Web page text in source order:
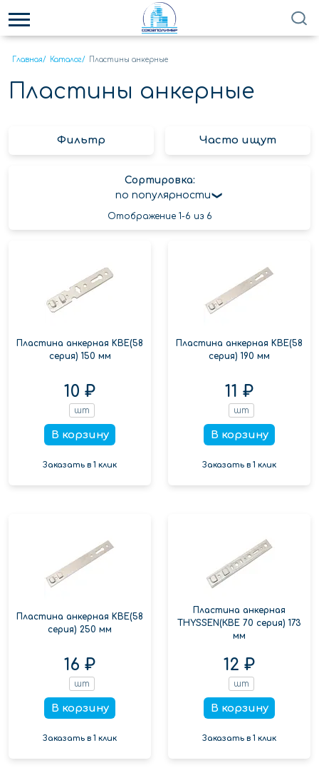
Главная/ Каталог/ Пластины анкерные
Пластины анкерные
Фильтр Часто ищут
Сортировка:
по популярности
Отображение 1-6 из 6
Пластина анкерная KBE(58
серия) 150 мм
10 ₽
шт
В корзину
Заказать в 1 клик
Пластина анкерная KBE(58
серия) 190 мм
11 ₽
шт
В корзину
Заказать в 1 клик
Пластина анкерная KBE(58
серия) 250 мм
16 ₽
шт
В корзину
Заказать в 1 клик
Пластина анкерная
THYSSEN(КВЕ 70 серия) 173
мм
12 ₽
шт
В корзину
Заказать в 1 клик